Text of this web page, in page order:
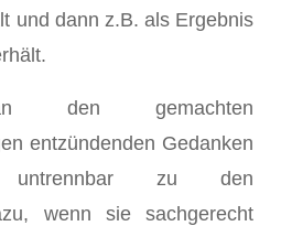
und dann z.B. als Ergebnis
gemachten
entzündenden Gedanken
untrennbar zu den
wenn sie sachgerecht